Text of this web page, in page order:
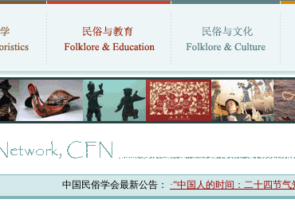
中国民俗学会最新公告：·“中国人的时间：二十四节气知